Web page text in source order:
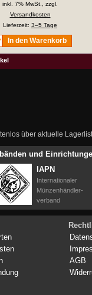
inkl. 7% MwSt., zzgl.
Versandkosten
Lieferzeit: 3–5 Tage
In den Warenkorb
über aktuelle
und
IAPN
Internationaler
Münzenhändler-
verband
AGB